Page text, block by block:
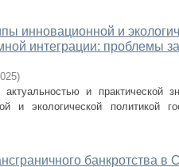
инновационной и
интеграции: проблемы
)
и практической
и экологической политикой
банкротства